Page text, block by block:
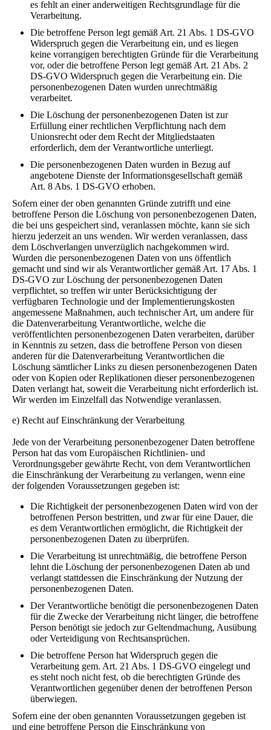
es fehlt an einer anderweitigen Rechtsgrundlage für die
Verarbeitung.
Die betroffene Person legt gemäß Art. 21 Abs. 1 DS-GVO
Widerspruch gegen die Verarbeitung ein, und es liegen
keine vorrangigen berechtigten Gründe für die Verarbeitung
vor, oder die betroffene Person legt gemäß Art. 21 Abs. 2
DS-GVO Widerspruch gegen die Verarbeitung ein. Die
personenbezogenen Daten wurden unrechtmäßig
verarbeitet.
Die Löschung der personenbezogenen Daten ist zur
Erfüllung einer rechtlichen Verpflichtung nach dem
Unionsrecht oder dem Recht der Mitgliedstaaten
erforderlich, dem der Verantwortliche unterliegt.
Die personenbezogenen Daten wurden in Bezug auf
angebotene Dienste der Informationsgesellschaft gemäß
Art. 8 Abs. 1 DS-GVO erhoben.
Sofern einer der oben genannten Gründe zutrifft und eine
betroffene Person die Löschung von personenbezogenen Daten,
die bei uns gespeichert sind, veranlassen möchte, kann sie sich
hierzu jederzeit an uns wenden. Wir werden veranlassen, dass
dem Löschverlangen unverzüglich nachgekommen wird.
Wurden die personenbezogenen Daten von uns öffentlich
gemacht und sind wir als Verantwortlicher gemäß Art. 17 Abs. 1
DS-GVO zur Löschung der personenbezogenen Daten
verpflichtet, so treffen wir unter Berücksichtigung der
verfügbaren Technologie und der Implementierungskosten
angemessene Maßnahmen, auch technischer Art, um andere für
die Datenverarbeitung Verantwortliche, welche die
veröffentlichten personenbezogenen Daten verarbeiten, darüber
in Kenntnis zu setzen, dass die betroffene Person von diesen
anderen für die Datenverarbeitung Verantwortlichen die
Löschung sämtlicher Links zu diesen personenbezogenen Daten
oder von Kopien oder Replikationen dieser personenbezogenen
Daten verlangt hat, soweit die Verarbeitung nicht erforderlich ist.
Wir werden im Einzelfall das Notwendige veranlassen.
e) Recht auf Einschränkung der Verarbeitung
Jede von der Verarbeitung personenbezogener Daten betroffene
Person hat das vom Europäischen Richtlinien- und
Verordnungsgeber gewährte Recht, von dem Verantwortlichen
die Einschränkung der Verarbeitung zu verlangen, wenn eine
der folgenden Voraussetzungen gegeben ist:
Die Richtigkeit der personenbezogenen Daten wird von der
betroffenen Person bestritten, und zwar für eine Dauer, die
es dem Verantwortlichen ermöglicht, die Richtigkeit der
personenbezogenen Daten zu überprüfen.
Die Verarbeitung ist unrechtmäßig, die betroffene Person
lehnt die Löschung der personenbezogenen Daten ab und
verlangt stattdessen die Einschränkung der Nutzung der
personenbezogenen Daten.
Der Verantwortliche benötigt die personenbezogenen Daten
für die Zwecke der Verarbeitung nicht länger, die betroffene
Person benötigt sie jedoch zur Geltendmachung, Ausübung
oder Verteidigung von Rechtsansprüchen.
Die betroffene Person hat Widerspruch gegen die
Verarbeitung gem. Art. 21 Abs. 1 DS-GVO eingelegt und
es steht noch nicht fest, ob die berechtigten Gründe des
Verantwortlichen gegenüber denen der betroffenen Person
überwiegen.
Sofern eine der oben genannten Voraussetzungen gegeben ist
und eine betroffene Person die Einschränkung von